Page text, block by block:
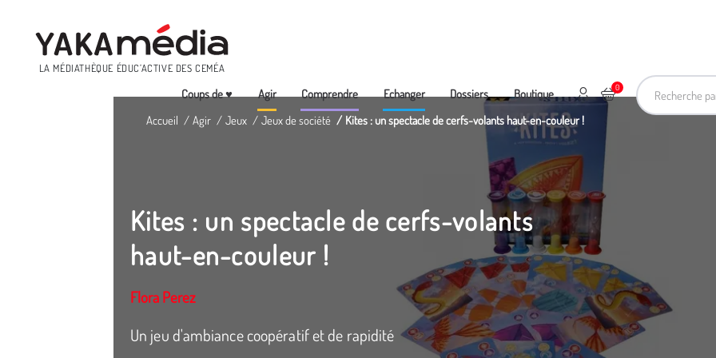
LA MÉDIATHÈQUE ÉDUC’ACTIVE DES CEMÉA
Recherche
Menu
Coups de ♥ Agir Comprendre Echanger Dossiers Boutique 0
Ajouter au panier
Mon compte
Accueil Agir Jeux Jeux de société Kites : un spectacle de cerfs-volants haut-en-couleur !
Kites : un spectacle de cerfs-volants
haut-en-couleur !
Flora Perez
Un jeu d'ambiance coopératif et de rapidité